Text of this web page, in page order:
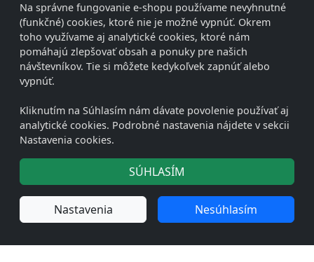
Na správne fungovanie e-shopu používame nevyhnutné
(funkčné) cookies, ktoré nie je možné vypnúť. Okrem
toho využívame aj analytické cookies, ktoré nám
pomáhajú zlepšovať obsah a ponuky pre našich
návštevníkov. Tie si môžete kedykoľvek zapnúť alebo
vypnúť.
Kliknutím na Súhlasím nám dávate povolenie používať aj
analytické cookies. Podrobné nastavenia nájdete v sekcii
Nastavenia cookies.
SÚHLASÍM
Nastavenia Nesúhlasím